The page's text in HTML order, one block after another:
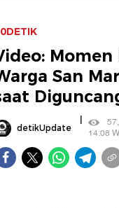
Momen
San
detikUpdate |
14:08